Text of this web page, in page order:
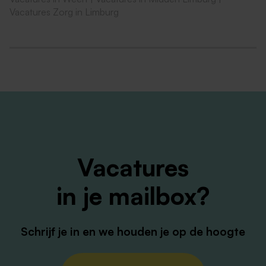
Het station Weert is op 15 minuten loopafstand;
Je bouwt pensioen op bij pensioenfonds Zorg en
Interesse?
Ben je enthousiast, maar twijfel je of je helemaal aan
Vacatures
in je mailbox?
Schrijf je in en we houden je op de hoogte